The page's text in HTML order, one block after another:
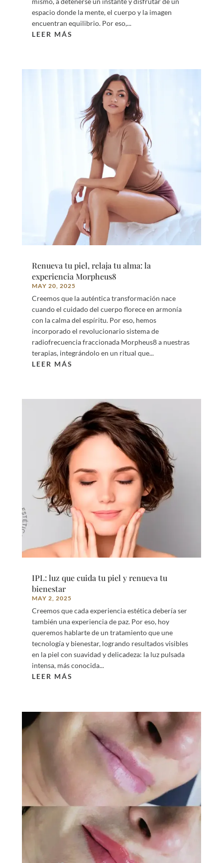
espacio donde la mente, el cuerpo y la imagen
encuentran equilibrio. Por eso,...
LEER MÁS
Renueva tu piel, relaja tu alma: la
experiencia Morpheus8
MAY 20, 2025
Creemos que la auténtica transformación nace
cuando el cuidado del cuerpo florece en armonía
con la calma del espíritu. Por eso, hemos
incorporado el revolucionario sistema de
radiofrecuencia fraccionada Morpheus8 a nuestras
terapias, integrándolo en un ritual que...
LEER MÁS
IPL: luz que cuida tu piel y renueva tu
bienestar
MAY 2, 2025
Creemos que cada experiencia estética debería ser
también una experiencia de paz. Por eso, hoy
queremos hablarte de un tratamiento que une
tecnología y bienestar, logrando resultados visibles
en la piel con suavidad y delicadeza: la luz pulsada
intensa, más conocida...
LEER MÁS